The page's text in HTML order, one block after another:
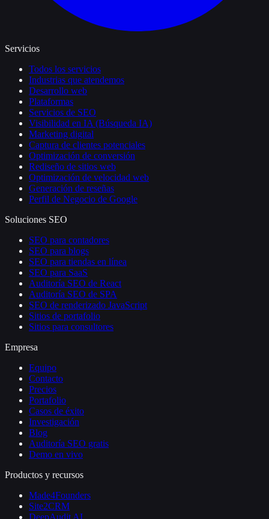
Servicios
Todos los servicios
Industrias que atendemos
Desarrollo web
Plataformas
Servicios de SEO
Visibilidad en IA (Búsqueda IA)
Marketing digital
Captura de clientes potenciales
Optimización de conversión
Rediseño de sitios web
Optimización de velocidad web
Generación de reseñas
Perfil de Negocio de Google
Soluciones SEO
SEO para contadores
SEO para blogs
SEO para tiendas en línea
SEO para SaaS
Auditoría SEO de React
Auditoría SEO de SPA
SEO de renderizado JavaScript
Sitios de portafolio
Sitios para consultores
Empresa
Equipo
Contacto
Precios
Portafolio
Casos de éxito
Investigación
Blog
Auditoría SEO gratis
Demo en vivo
Productos y recursos
Made4Founders
Site2CRM
DeepAudit AI